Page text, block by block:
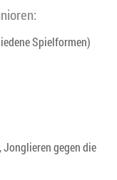
Spielformen)
gegen die